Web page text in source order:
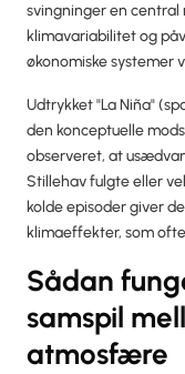
svingninger en
klimavariabilitet og
økonomiske systemer
Udtrykket "La Niña"
den konceptuelle
observeret, at
Stillehav fulgte eller
kolde episoder giver
klimaeffekter, som
Sådan
samspil
atmosfære